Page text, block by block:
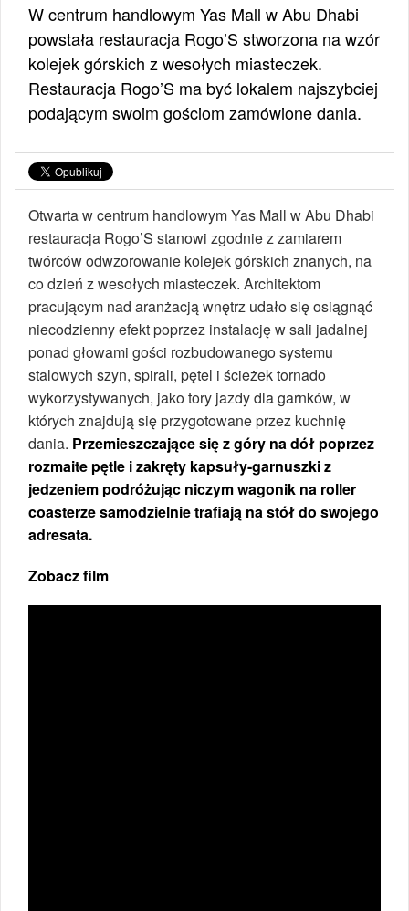
W centrum handlowym Yas Mall w Abu Dhabi
powstała restauracja Rogo’S stworzona na wzór
kolejek górskich z wesołych miasteczek.
Restauracja Rogo’S ma być lokalem najszybciej
podającym swoim gościom zamówione dania.
Otwarta w centrum handlowym Yas Mall w Abu Dhabi
restauracja Rogo’S stanowi zgodnie z zamiarem
twórców odwzorowanie kolejek górskich znanych, na
co dzień z wesołych miasteczek. Architektom
pracującym nad aranżacją wnętrz udało się osiągnąć
niecodzienny efekt poprzez instalację w sali jadalnej
ponad głowami gości rozbudowanego systemu
stalowych szyn, spirali, pętel i ścieżek tornado
wykorzystywanych, jako tory jazdy dla garnków, w
których znajdują się przygotowane przez kuchnię
dania. Przemieszczające się z góry na dół poprzez
rozmaite pętle i zakręty kapsuły-garnuszki z
jedzeniem podróżując niczym wagonik na roller
coasterze samodzielnie trafiają na stół do swojego
adresata.
Zobacz film